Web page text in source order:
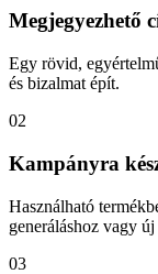
Megjegyezhető
Egy rövid,
és bizalmat épít.
02
Kampányra
Használható
generáláshoz vagy új
03